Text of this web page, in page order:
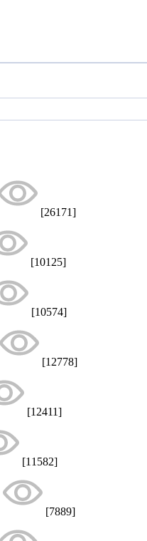
[26171]
[10125]
[10574]
[12778]
[12411]
[11582]
[7889]